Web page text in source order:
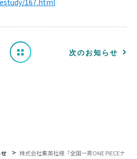
ら
せ
一 次のお知らせ
株式会社集英社様「全国一斉ONE PIECEナ